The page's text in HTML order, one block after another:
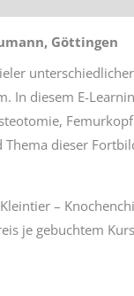
Göttingen
In diesem E-
Thema dieser
–
je gebuchtem